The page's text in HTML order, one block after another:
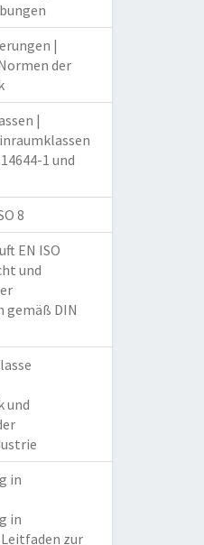
|
der
|
1 und
8
EN ISO
und
gemäß DIN
und
in
in
zur